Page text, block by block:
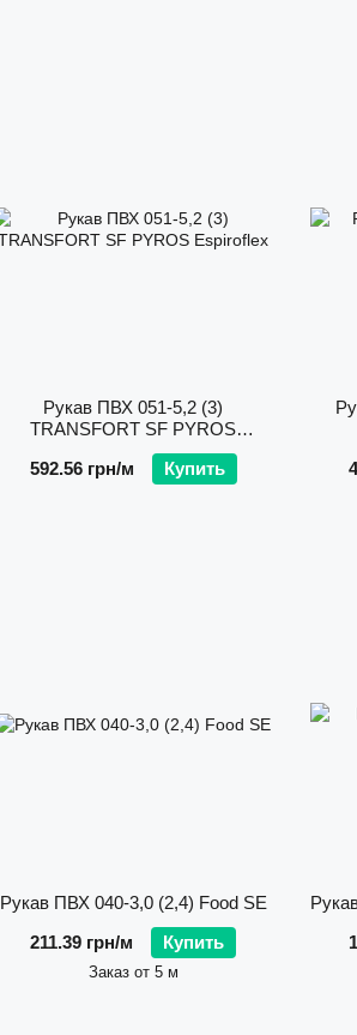
Рукав ПВХ 051-5,2 (3)
TRANSFORT SF PYROS
Espiroflex
592.56 грн/м
Купить
Рукав ПВХ 040-3,0 (2,4) Food SE
211.39 грн/м
Купить
Заказ от 5 м